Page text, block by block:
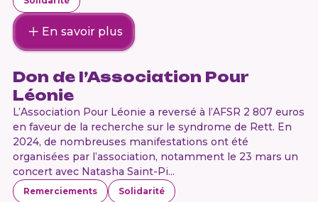
En savoir plus
Don de l’Association Pour
Léonie
L’Association Pour Léonie a reversé à l’AFSR 2 807 euros
en faveur de la recherche sur le syndrome de Rett. En
2024, de nombreuses manifestations ont été
organisées par l’association, notamment le 23 mars un
concert avec Natasha Saint-Pi...
Remerciements Solidarité